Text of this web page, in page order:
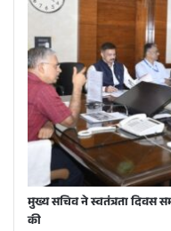
मुख्य सचिव ने स्वतंत्रता दिवस
की